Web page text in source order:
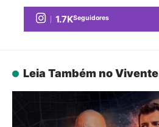
1.7KSeguidores
Leia Também no Vivente